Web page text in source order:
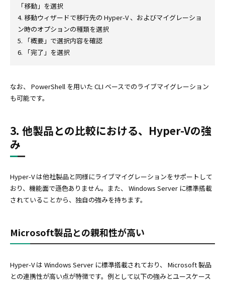
「移動」を選択
4. 移動ウィザードで移行先の Hyper-V 、およびマイグレーショ
ン時のオプションの種類を選択
5. 「概要」で選択内容を確認
6. 「完了」を選択
なお、 PowerShell を用いた CLI ベースでのライブマイグレーション
も可能です。
3. 他製品との比較における、Hyper-Vの強
み
Hyper-V は他社製品と同様にライブマイグレーションをサポートして
おり、機能面で遜色ありません。また、 Windows Server に標準搭載
されていることから、独自の強みを持ちます。
Microsoft製品との親和性が高い
Hyper-V は Windows Server に標準搭載されており、 Microsoft 製品
との連携性が高い点が特徴です。例として以下の強みとユースケース